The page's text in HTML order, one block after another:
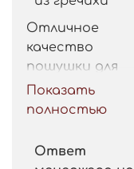
Отличное
качество
пошушки для
такой цены.
Рекомендую.
Показать
полностью
Ответ